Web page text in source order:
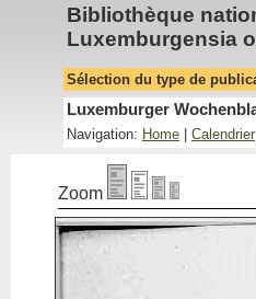
Bibliothèque
Luxemburgensia
Sélection du type de
Luxemburger
Navigation: Home Calendrier
Zoom